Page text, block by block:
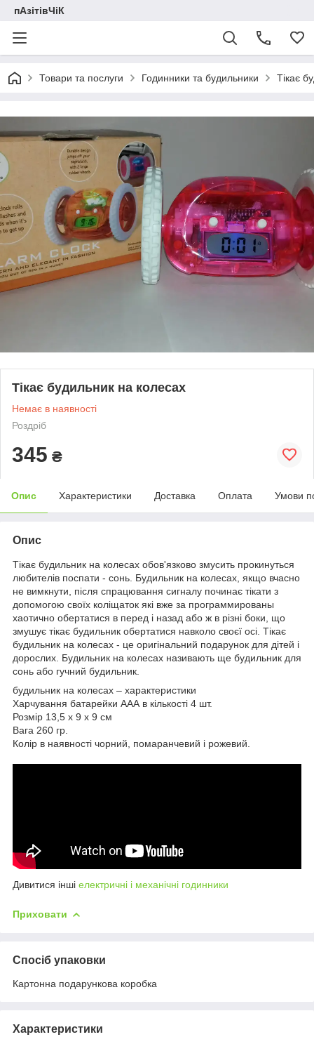
пАзітівЧіК
Товари та послуги Годинники та будильники Тікає
Тікає будильник на колесах
Немає в наявності
Роздріб
345 ₴
Опис Характеристики Доставка Оплата Умови
Опис
Тікає будильник на колесах обов'язково змусить прокинуться
любителів поспати - сонь. Будильник на колесах, якщо вчасно
не вимкнути, після спрацювання сигналу починає тікати з
допомогою своїх коліщаток які вже за программированы
хаотично обертатися в перед і назад або ж в різні боки, що
змушує тікає будильник обертатися навколо своєї осі. Тікає
будильник на колесах - це оригінальний подарунок для дітей і
дорослих. Будильник на колесах називають ще будильник для
сонь або гучний будильник.
будильник на колесах – характеристики
Харчування батарейки ААА в кількості 4 шт.
Розмір 13,5 х 9 х 9 см
Вага 260 гр.
Колір в наявності чорний, помаранчевий і рожевий.
Дивитися інші електричні і механічні годинники
Приховати
Спосіб упаковки
Картонна подарункова коробка
Характеристики